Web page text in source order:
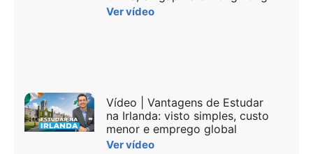
Ver vídeo
Vídeo | Vantagens de Estudar
na Irlanda: visto simples, custo
menor e emprego global
Ver vídeo